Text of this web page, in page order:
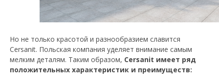
Но не только красотой и разнообразием славится
Cersanit. Польская компания уделяет внимание самым
мелким деталям. Таким образом, Cersanit имеет ряд
положительных характеристик и преимуществ: